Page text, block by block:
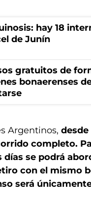
hay 18
de Junín
gratuitos de
bonaerenses
Argentinos,
completo.
días se podrá
con el mismo
será